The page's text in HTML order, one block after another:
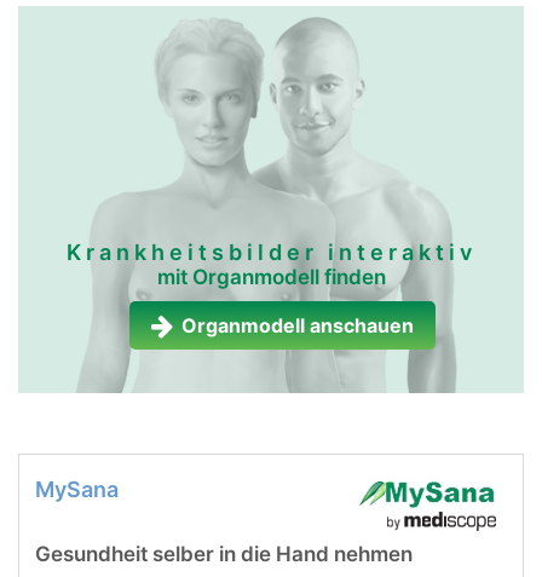
Krankheitsbilder interaktiv
mit Organmodell finden
Organmodell anschauen
MySana
Gesundheit selber in die Hand nehmen